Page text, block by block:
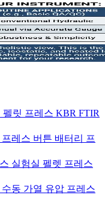
릿 프레스 KBR FTIR
레스 버튼 배터리 프
실험실 펠렛 프레스
동 가열 유압 프레스